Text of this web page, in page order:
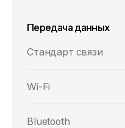
Передача данных
Стандарт связи
Wi-Fi
Bluetooth